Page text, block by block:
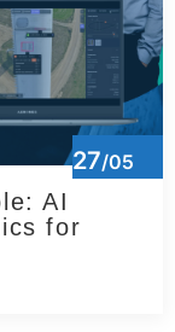
27/05
AI
for